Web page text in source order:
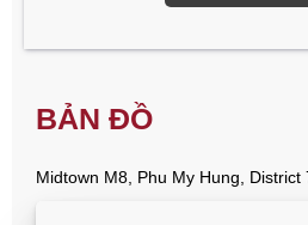
BẢN ĐỒ
Midtown M8, Phu My Hung, District